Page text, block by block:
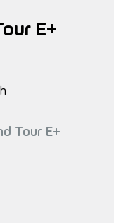
E+
Tour E+